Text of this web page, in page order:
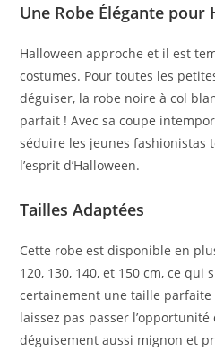
Une Robe Élégante pour
Halloween approche et il est
costumes. Pour toutes les
déguiser, la robe noire à col
parfait ! Avec sa coupe
séduire les jeunes fashionistas
l’esprit d’Halloween.
Tailles Adaptées
Cette robe est disponible en
120, 130, 140, et 150 cm, ce qui
certainement une taille
laissez pas passer
déguisement aussi mignon et